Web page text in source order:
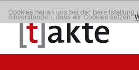
Cookies helfen uns bei der
einverstanden, dass wir Cookies setzen.